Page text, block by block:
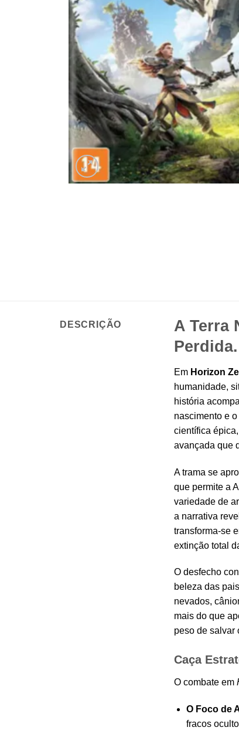
DESCRIÇÃO
A Terra
Perdida.
Em Horizon
humanidade,
história
nascimento e
científica
avançada que
A trama se
que permite a
variedade de
a narrativa
transforma-se
extinção total
O desfecho
beleza das
nevados,
mais do que
peso de salvar
Caça
O combate em
O Foco de
fracos